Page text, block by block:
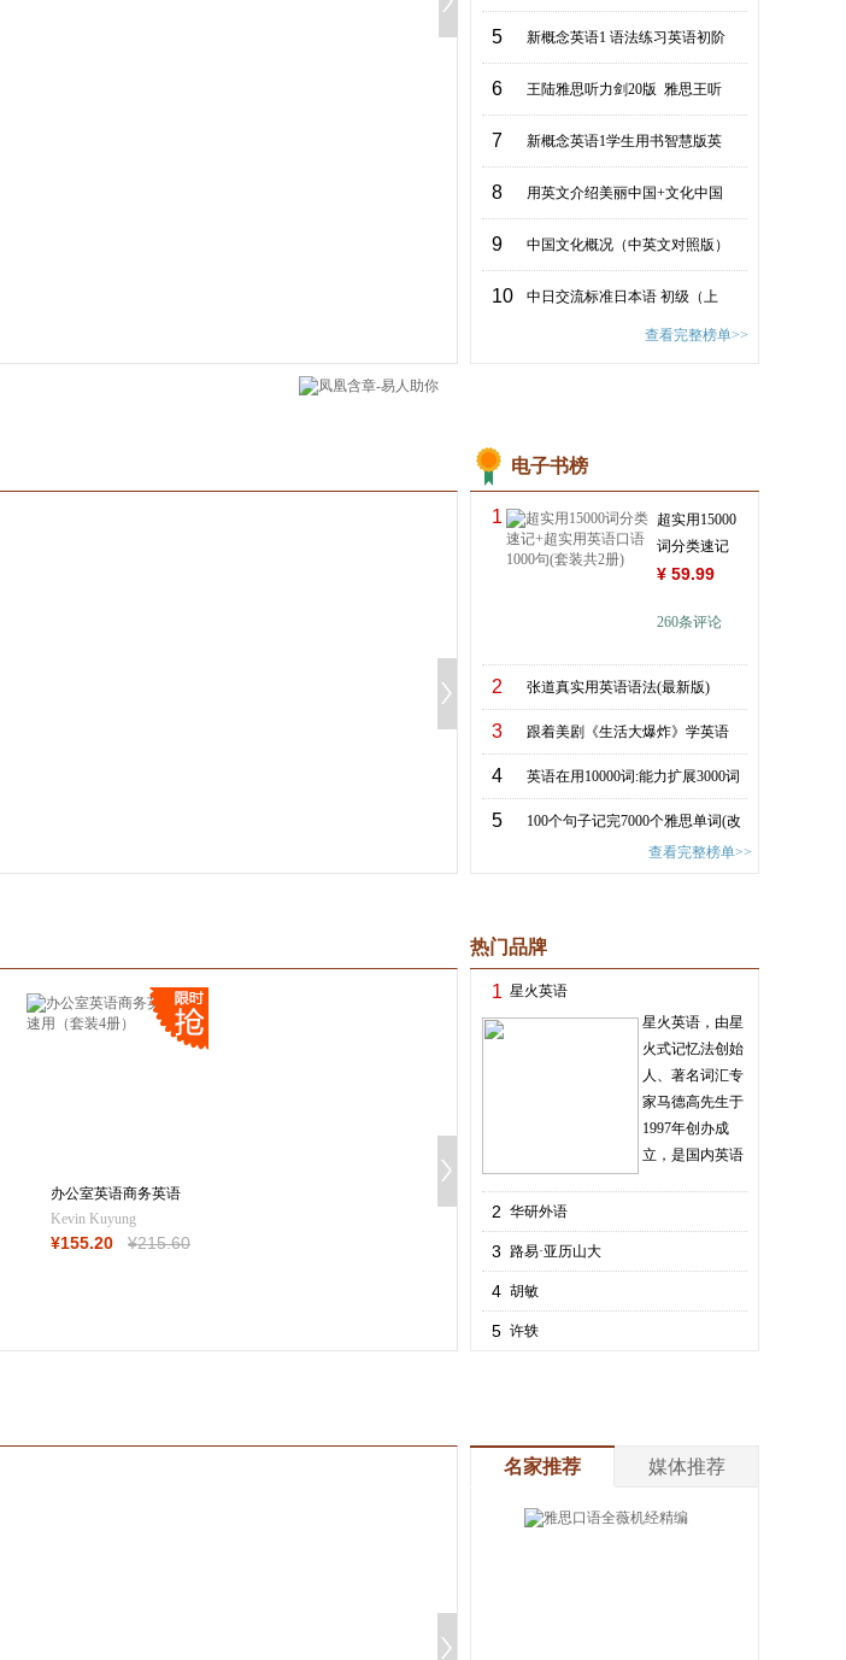
新编剑桥商务英语口
试手册（中、高
陈小慰
¥61.90 ¥86.00
5 新概念英语1 语法练习英语初阶
6 王陆雅思听力剑20版 雅思王听
7 新概念英语1学生用书智慧版英
8 用英文介绍美丽中国+文化中国
9 中国文化概况（中英文对照版）
10 中日交流标准日本语 初级（上
查看完整榜单>>
画：90周年双语限
华特.迪士尼（香
港）有限公司
132 .70 ¥ 198
典童话：冰雪奇
青橙英语
¥107
办公室英语商务英语
速学速用（套装
Kevin Kuyung
¥155.20 ¥215.60
大学必备英语语法
（附赠语法速查手
张福元
35 .90 ¥49 .80
张道真实用英语语
电子书
电子书榜
1
超实用15000
词分类速记
+超实用英语
(套装共2册)
¥ 59.99
260条评论
2 张道真实用英语语法(最新版)
3 跟着美剧《生活大爆炸》学英语
4 英语在用10000词:能力扩展3000词
5 100个句子记完7000个雅思单词(改
查看完整榜单>>
热门品牌
1 星火英语
星火英语，由星
火式记忆法创始
人、著名词汇专
家马德高先生于
1997年创办成
立，是国内英语
2 华研外语
3 路易·亚历山大
4 胡敏
5 许轶
名家推荐 媒体推荐